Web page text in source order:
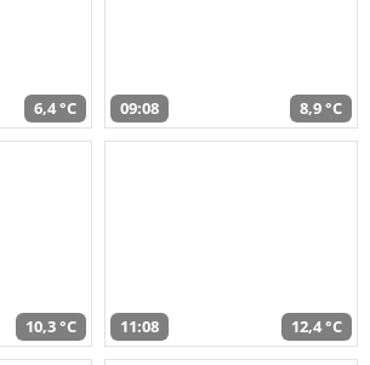
6,4 °C 09:08 8,9 °C
10,3 °C 11:08 12,4 °C